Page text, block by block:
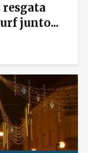
resgata
junto...